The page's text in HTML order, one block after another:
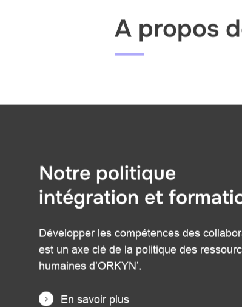
A propos
Passer
Notre politique
intégration et
Développer les compétences des
est un axe clé de la politique des
humaines d’ORKYN’.
En savoir plus